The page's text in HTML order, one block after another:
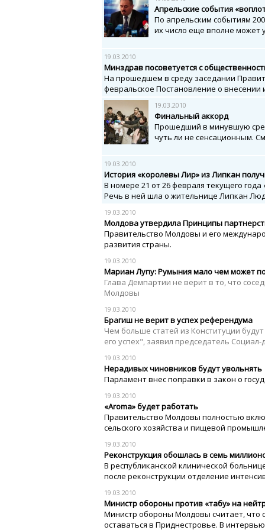
Апрельские события
По апрельским событиям
их число еще вполне может
19.03.2010
Минздрав посоветуется с
На прошедшем в среду заседании
февральское Постановление о внесении
19.03.2010
Финальный аккорд
Прошедший в минувшую
чуть ли не сенсационным.
19.03.2010
История «королевы Лир» из Липкан
В номере 21 от 26 февраля текущего
Речь в ней шла о жительнице Липкан
19.03.2010
Молдова утвердила Принципы
Правительство Молдовы и его
развития страны.
19.03.2010
Мариан Лупу: Румыния мало чем может
Глава Демпартии не верит в то, что
Молдовы
19.03.2010
Брагиш не верит в успех референдума
Чем больше статей из Конституции
его успех", заявил председатель
19.03.2010
Нерадивых чиновников будут увольнять
Парламент внес поправки в закон о
19.03.2010
«Aroma» будет работать
Правительство Молдовы полностью
сельского хозяйства и пищевой
19.03.2010
Реконструкция обошлась в семь
В республиканской клинической
после реконструкции отделение
19.03.2010
Министр обороны против «табу» на
Министр обороны Молдовы считает, что
оставаться в Приднестровье. В